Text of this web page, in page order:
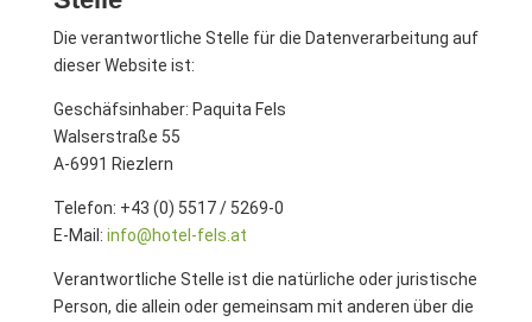
Die verantwortliche Stelle für die Datenverarbeitung auf
dieser Website ist:
Geschäfsinhaber: Paquita Fels
Walserstraße 55
A-6991 Riezlern
Telefon: +43 (0) 5517 / 5269-0
E-Mail: info@hotel-fels.at
Verantwortliche Stelle ist die natürliche oder juristische
Person, die allein oder gemeinsam mit anderen über die